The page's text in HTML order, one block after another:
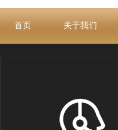
首页 关于我们